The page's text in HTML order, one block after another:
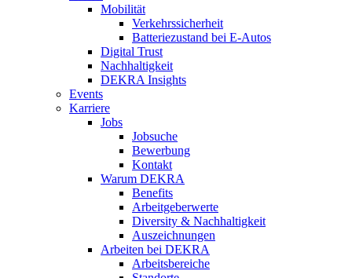
Mobilität
Verkehrssicherheit
Batteriezustand bei E-Autos
Digital Trust
Nachhaltigkeit
DEKRA Insights
Events
Karriere
Jobs
Jobsuche
Bewerbung
Kontakt
Warum DEKRA
Benefits
Arbeitgeberwerte
Diversity & Nachhaltigkeit
Auszeichnungen
Arbeiten bei DEKRA
Arbeitsbereiche